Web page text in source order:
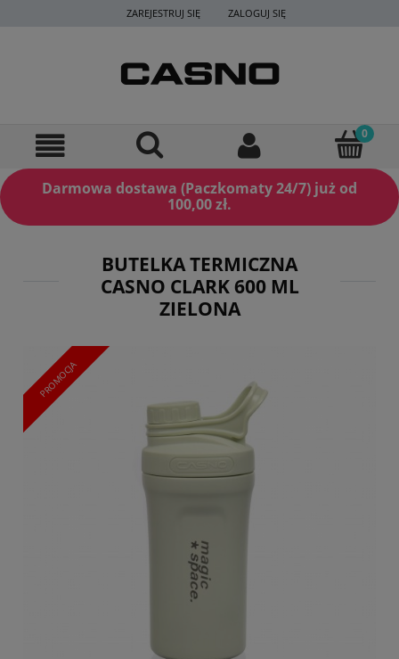
ZAREJESTRUJ SIĘ ZALOGUJ SIĘ
Darmowa dostawa (Paczkomaty 24/7) już od
100,00 zł.
BUTELKA TERMICZNA
CASNO CLARK 600 ML
ZIELONA
PROMOCJA